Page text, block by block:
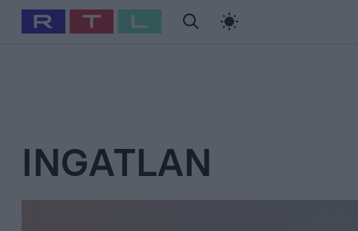
Babits Marcella Szellő István Most Wanted
INGATLAN